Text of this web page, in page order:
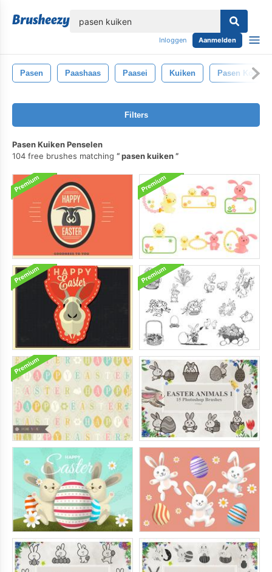
Inloggen Aanmelden
Pasen Paashaas Paasei Kuiken Pasen Konijn
Filters
Pasen Kuiken Penselen
104 free brushes matching
pasen kuiken